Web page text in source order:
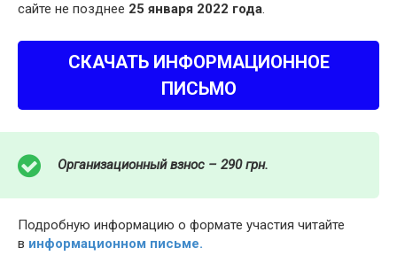
сайте не позднее 25 января 2022 года.
СКАЧАТЬ ИНФОРМАЦИОННОЕ
ПИСЬМО
Организационный взнос – 290 грн.
Подробную информацию о формате участия читайте
в информационном письме.